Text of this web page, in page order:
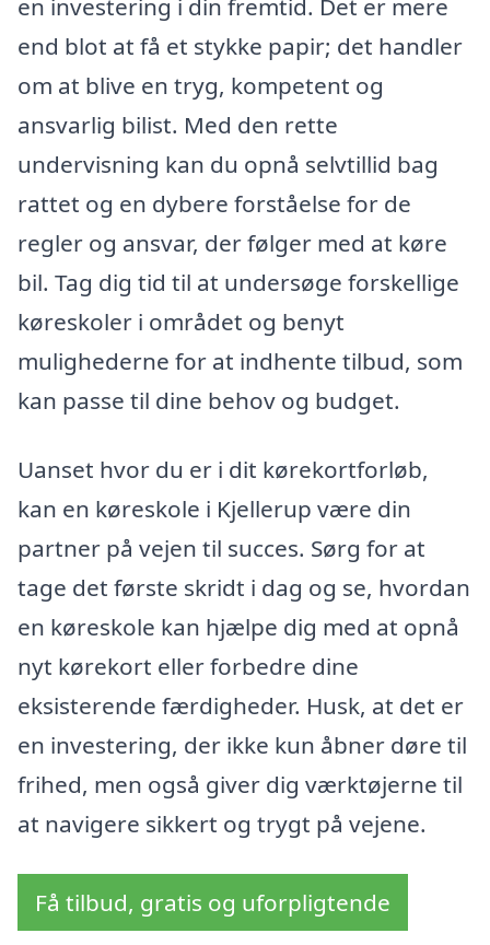
end blot at få et stykke papir; det handler
om at blive en tryg, kompetent og
ansvarlig bilist. Med den rette
undervisning kan du opnå selvtillid bag
rattet og en dybere forståelse for de
regler og ansvar, der følger med at køre
bil. Tag dig tid til at undersøge forskellige
køreskoler i området og benyt
mulighederne for at indhente tilbud, som
kan passe til dine behov og budget.
Uanset hvor du er i dit kørekortforløb,
kan en køreskole i Kjellerup være din
partner på vejen til succes. Sørg for at
tage det første skridt i dag og se, hvordan
en køreskole kan hjælpe dig med at opnå
nyt kørekort eller forbedre dine
eksisterende færdigheder. Husk, at det er
en investering, der ikke kun åbner døre til
frihed, men også giver dig værktøjerne til
at navigere sikkert og trygt på vejene.
Få tilbud, gratis og uforpligtende